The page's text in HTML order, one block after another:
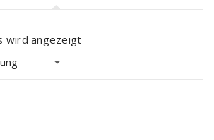
wird angezeigt